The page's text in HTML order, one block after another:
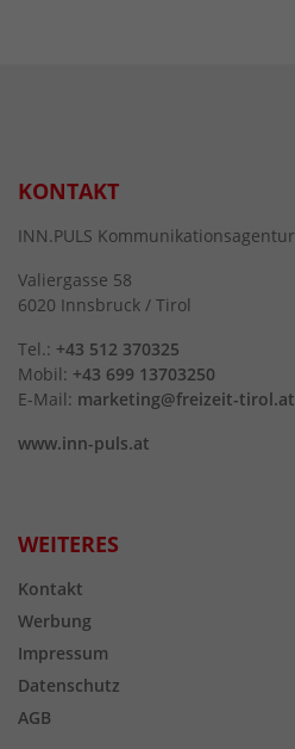
KONTAKT
INN.PULS Kommunikationsagentur
Valiergasse 58
6020 Innsbruck / Tirol
Tel.: +43 512 370325
Mobil: +43 699 13703250
E-Mail: marketing@freizeit-tirol.at
www.inn-puls.at
WEITERES
Kontakt
Werbung
Impressum
Datenschutz
AGB